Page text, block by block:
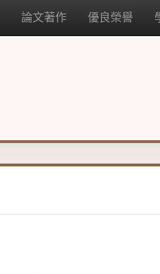
論文著作 優良榮譽